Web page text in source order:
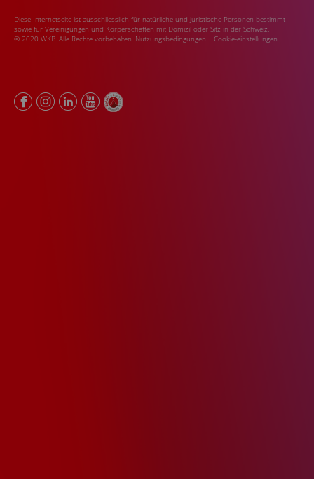
Diese Internetseite ist ausschliesslich für natürliche und juristische Personen bestimmt
sowie für Vereinigungen und Körperschaften mit Domizil oder Sitz in der Schweiz.
© 2020 WKB. Alle Rechte vorbehalten. Nutzungsbedingungen | Cookie-einstellungen